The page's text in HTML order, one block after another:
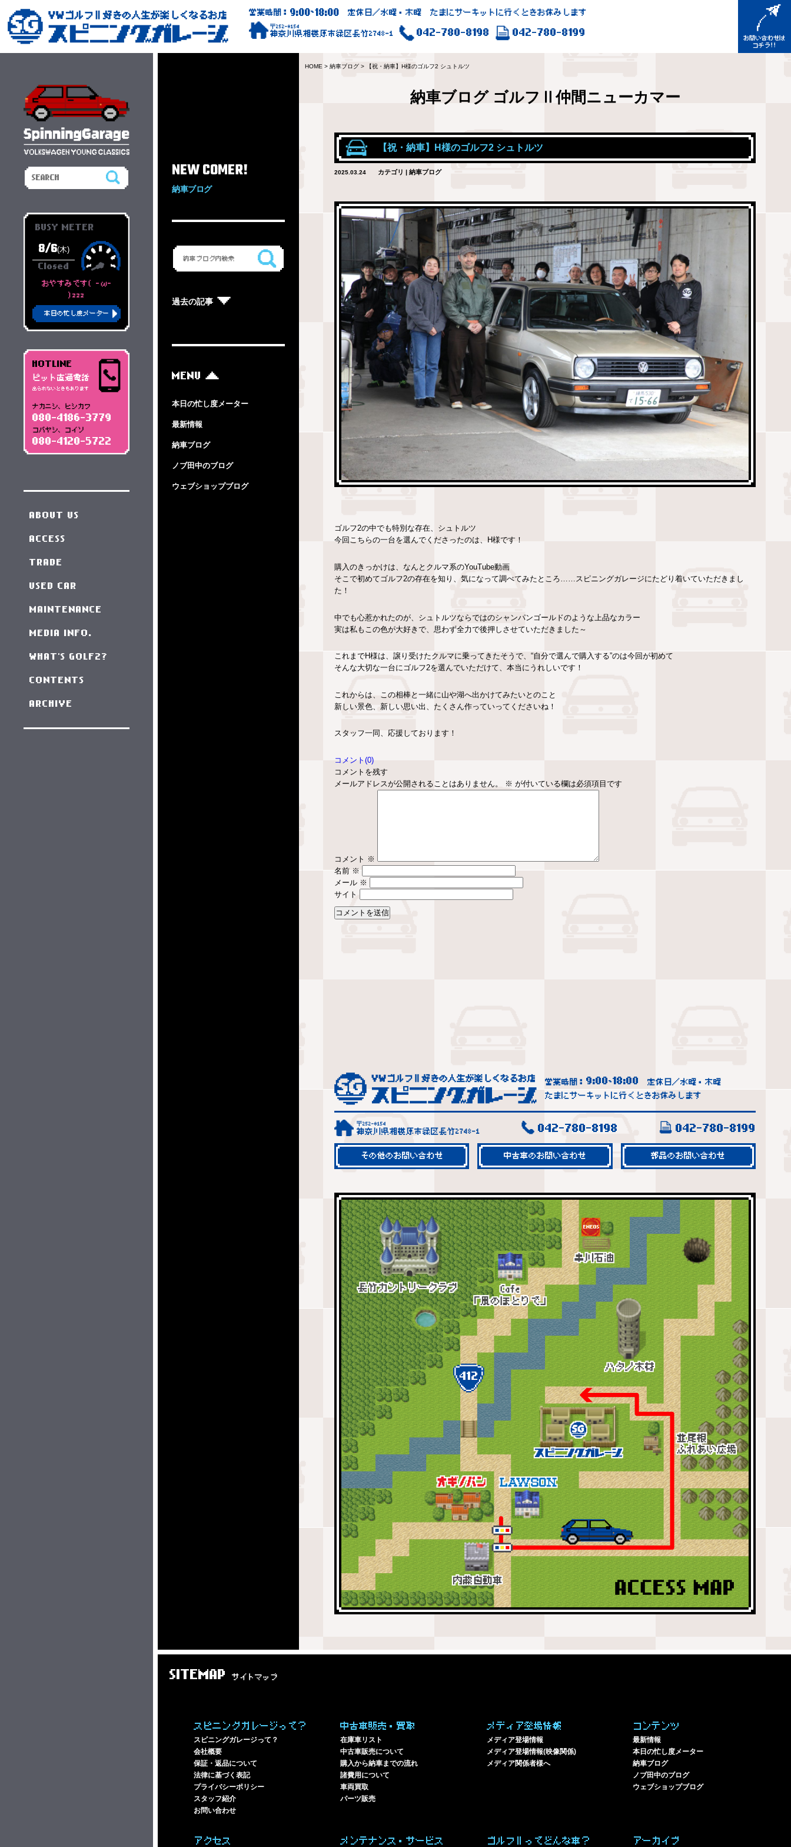
営業時間：9:00~18:00 定休日／水曜・木曜 たまにサーキットに行くときお休みします
〒252-0154
神奈川県相模原市緑区長竹2748-1 042-780-8198 042-780-8199
NEW COMER!
納車ブログ
過去の記事
MENU
本日の忙し度メーター
最新情報
納車ブログ
ノブ田中のブログ
ウェブショップブログ
HOME > 納車ブログ > 【祝・納車】H様のゴルフ2 シュトルツ
納車ブログ ゴルフⅡ仲間ニューカマー
【祝・納車】H様のゴルフ2 シュトルツ
2025.03.24 カテゴリ | 納車ブログ
ゴルフ2の中でも特別な存在、シュトルツ
今回こちらの一台を選んでくださったのは、H様です！
購入のきっかけは、なんとクルマ系のYouTube動画
そこで初めてゴルフ2の存在を知り、気になって調べてみたところ……スピニングガレージにたどり着いていただきまし
た！
中でも心惹かれたのが、シュトルツならではのシャンパンゴールドのような上品なカラー
実は私もこの色が大好きで、思わず全力で後押しさせていただきました～
これまでH様は、譲り受けたクルマに乗ってきたそうで、“自分で選んで購入する”のは今回が初めて
そんな大切な一台にゴルフ2を選んでいただけて、本当にうれしいです！
これからは、この相棒と一緒に山や湖へ出かけてみたいとのこと
新しい景色、新しい思い出、たくさん作っていってくださいね！
スタッフ一同、応援しております！
コメント(0)
コメントを残す
メールアドレスが公開されることはありません。
※ が付いている欄は必須項目です
コメント ※
名前※
メール ※
サイト
営業時間： 9:00~18:00
定休日／水曜・木曜
たまにサーキットに行くときお休みします
〒252-0154
神奈川県相模原市緑区長竹2748-1 042-780-8198 042-780-8199
その他のお問い合わせ 中古車のお問い合わせ 部品のお問い合わせ
SITEMAP サイトマップ
スピニングガレージって？
スピニングガレージって？
会社概要
保証・返品について
法律に基づく表記
プライバシーポリシー
スタッフ紹介
お問い合わせ
中古車販売・買取
在庫車リスト
中古車販売について
購入から納車までの流れ
諸費用について
車両買取
パーツ販売
メディア登場情報
メディア登場情報
メディア登場情報(映像関係)
メディア関係者様へ
コンテンツ
最新情報
本日の忙し度メーター
納車ブログ
ノブ田中のブログ
ウェブショップブログ
アクセス メンテナンス・サービス ゴルフⅡってどんな車？ アーカイブ
BUSY METER
8/6(木)
Closed
おやすみです( -ω-
)zzz
本日の忙し度メーター
HOTLINE
ピット直通電話
出られないときもあります
ナカニシ、ヒシカワ
080-4186-3779
コバヤシ、コイソ
080-4120-5722
ABOUT US
ACCESS
TRADE
USED CAR
MAINTENANCE
MEDIA INFO.
WHAT'S GOLF2?
CONTENTS
ARCHIVE